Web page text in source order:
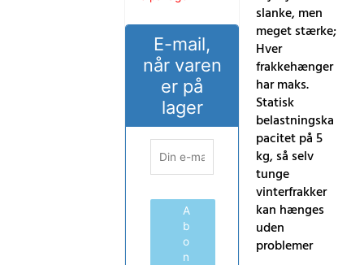
E-mail,
når varen
er på
lager
A
b
o
n
slanke, men
meget stærke;
Hver
frakkehænger
har maks.
Statisk
belastningska
pacitet på 5
kg, så selv
tunge
vinterfrakker
kan hænges
uden
problemer